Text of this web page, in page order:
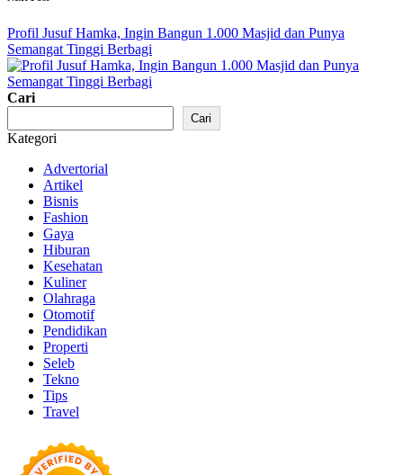
Profil Jusuf Hamka, Ingin Bangun 1.000 Masjid dan Punya
Semangat Tinggi Berbagi
Cari
Cari
Kategori
Advertorial
Artikel
Bisnis
Fashion
Gaya
Hiburan
Kesehatan
Kuliner
Olahraga
Otomotif
Pendidikan
Properti
Seleb
Tekno
Tips
Travel